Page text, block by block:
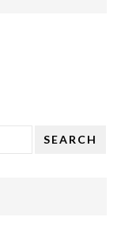
SEARCH